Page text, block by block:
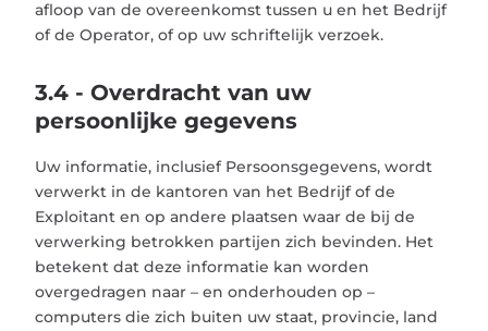
afloop van de overeenkomst tussen u en het Bedrijf
of de Operator, of op uw schriftelijk verzoek.
3.4 - Overdracht van uw
persoonlijke gegevens
Uw informatie, inclusief Persoonsgegevens, wordt
verwerkt in de kantoren van het Bedrijf of de
Exploitant en op andere plaatsen waar de bij de
verwerking betrokken partijen zich bevinden. Het
betekent dat deze informatie kan worden
overgedragen naar – en onderhouden op –
computers die zich buiten uw staat, provincie, land